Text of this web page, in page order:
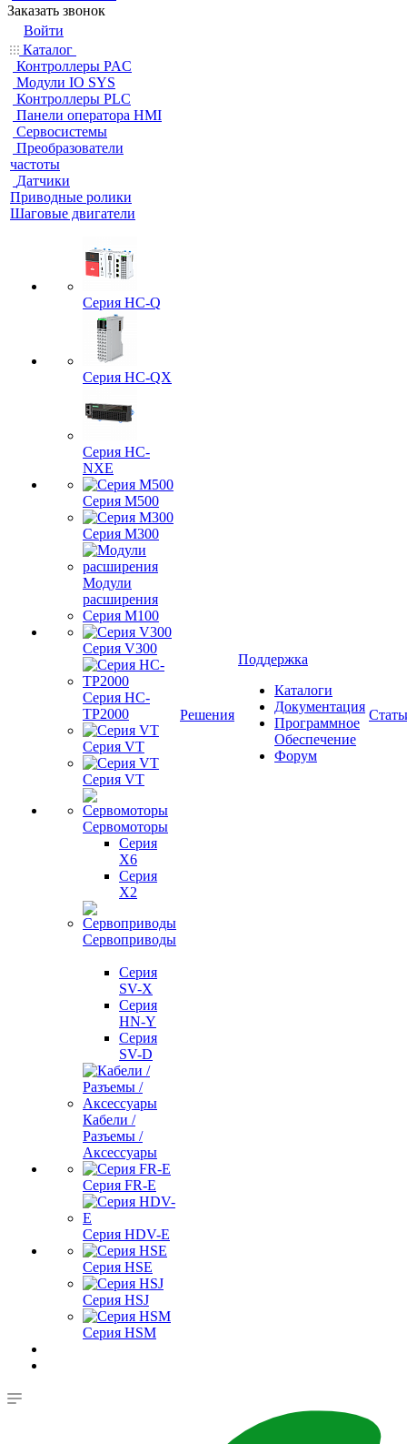
Заказать звонок
Войти
Каталог
Контроллеры PAC
Модули IO SYS
Контроллеры PLC
Панели оператора HMI
Сервосистемы
Преобразователи
частоты
Датчики
Приводные ролики
Шаговые двигатели
Серия HC-Q
Серия HC-QX
Серия HC-
NXE
Серия M500
Серия M300
Модули
расширения
Серия M100
Серия V300
Серия HC-
TP2000
Серия VT
Серия VT
Сервомоторы
Серия
X6
Серия
X2
Сервоприводы
Серия
SV-X
Серия
HN-Y
Серия
SV-D
Кабели /
Разъемы /
Аксессуары
Серия FR-E
Серия HDV-E
Серия HSE
Серия HSJ
Серия HSM
Решения
Поддержка
Каталоги
Документация
Программное
Обеспечение
Форум